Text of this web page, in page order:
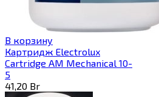
В корзину
Картридж Electrolux
Cartridge AM Mechanical 10-
5
41,20 Br